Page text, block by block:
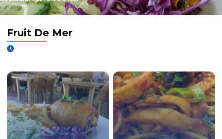
Fruit De Mer